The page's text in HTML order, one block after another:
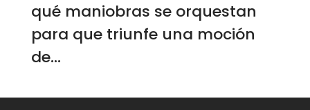
qué maniobras se orquestan
para que triunfe una moción
de...